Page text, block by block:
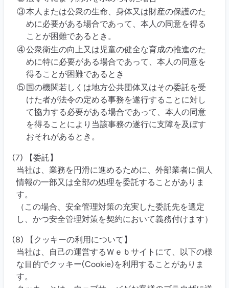
③本人または公衆の生命、身体又は財産の保護のた
めに必要がある場合であって、本人の同意を得る
ことが困難であるとき。
④公衆衛生の向上又は児童の健全な育成の推進のた
めに特に必要がある場合であって、本人の同意を
得ることが困難であるとき
⑤国の機関若しくは地方公共団体又はその委託を受
けた者が法令の定める事務を遂行することに対し
て協力する必要がある場合であって、本人の同意
を得ることにより当該事務の遂行に支障を及ぼす
おそれがあるとき。
(7) 【委託】
当社は、業務を円滑に進めるために、外部業者に個人
情報の一部又は全部の処理を委託することがありま
す。
（この場合、安全管理対策の充実した委託先を選定
し、かつ安全管理対策を契約において義務付けます）
(8) 【クッキーの利用について】
当社は、自己の運営するＷｅｂサイトにて、以下の様
な目的でクッキー(Cookie)を利用することがありま
す。